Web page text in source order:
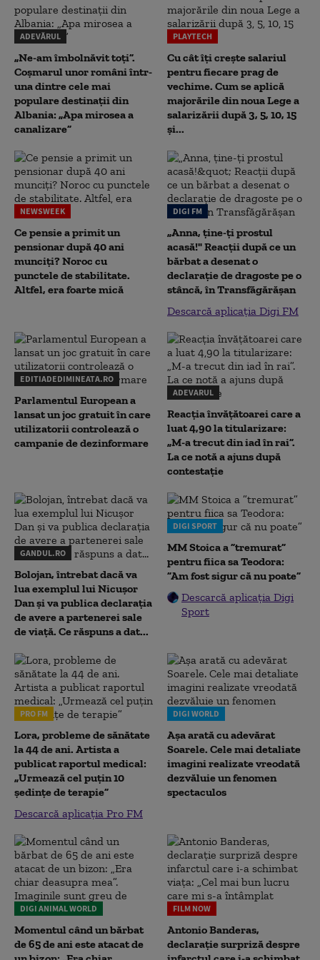
ADEVĂRUL
„Ne-am îmbolnăvit toți”.
Coșmarul unor români într-
una dintre cele mai
populare destinații din
Albania: „Apa mirosea a
canalizare”
PLAYTECH
Cu cât îți crește salariul
pentru fiecare prag de
vechime. Cum se aplică
majorările din noua Lege a
salarizării după 3, 5, 10, 15
și...
NEWSWEEK
Ce pensie a primit un
pensionar după 40 ani
munciți? Noroc cu
punctele de stabilitate.
Altfel, era foarte mică
DIGI FM
„Anna, ţine-ţi prostul
acasă!" Reacţii după ce un
bărbat a desenat o
declaraţie de dragoste pe o
stâncă, în Transfăgărăşan
Descarcă aplicația Digi FM
EDITIADEDIMINEATA.RO
Parlamentul European a
lansat un joc gratuit în care
utilizatorii controlează o
campanie de dezinformare
ADEVARUL
Reacția învățătoarei care a
luat 4,90 la titularizare:
„M-a trecut din iad în rai”.
La ce notă a ajuns după
contestație
GANDUL.RO
Bolojan, întrebat dacă va
lua exemplul lui Nicușor
Dan și va publica declarația
de avere a partenerei sale
de viață. Ce răspuns a dat...
DIGI SPORT
MM Stoica a ”tremurat”
pentru fiica sa Teodora:
”Am fost sigur că nu poate”
Descarcă aplicația Digi
Sport
PRO FM
Lora, probleme de sănătate
la 44 de ani. Artista a
publicat raportul medical:
„Urmează cel puțin 10
ședințe de terapie”
Descarcă aplicația Pro FM
DIGI WORLD
Așa arată cu adevărat
Soarele. Cele mai detaliate
imagini realizate vreodată
dezvăluie un fenomen
spectaculos
DIGI ANIMAL WORLD
Momentul când un bărbat
de 65 de ani este atacat de
FILM NOW
Antonio Banderas,
declarație surpriză despre